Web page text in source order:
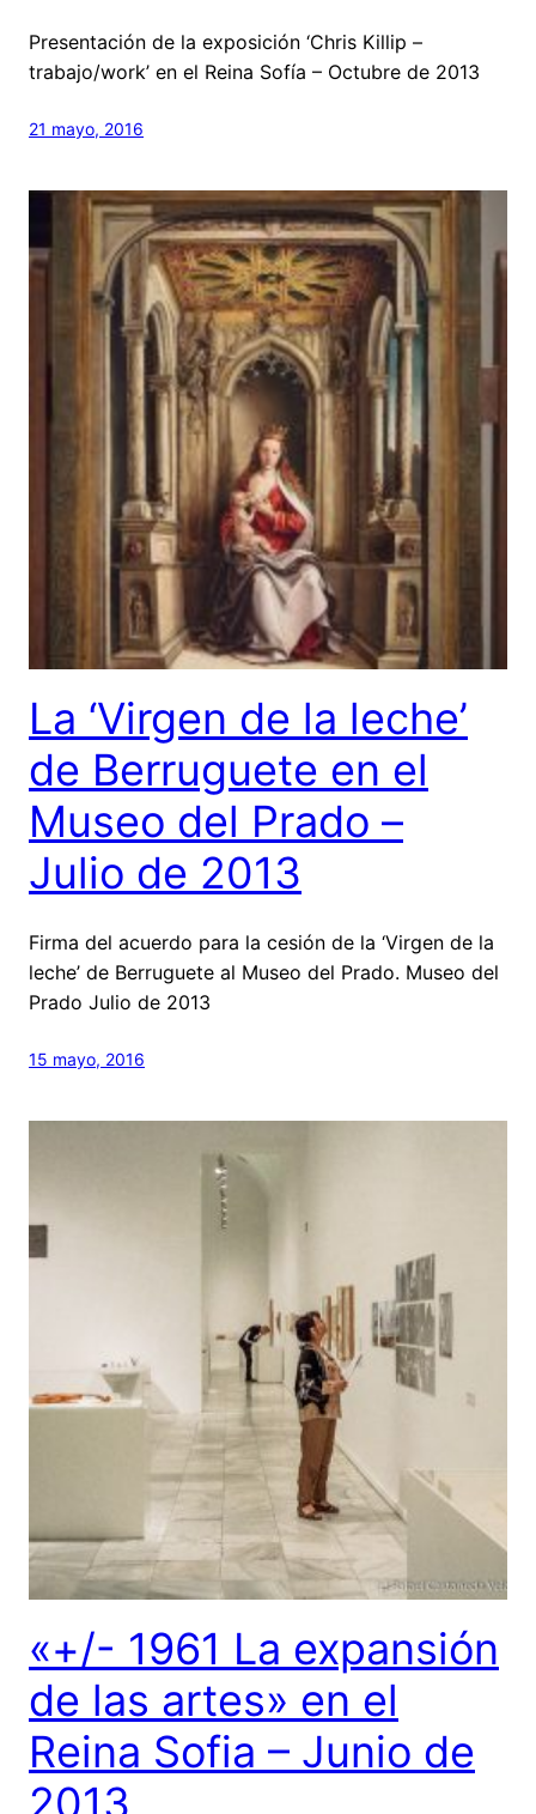
Presentación de la exposición ‘Chris Killip –
trabajo/work’ en el Reina Sofía – Octubre de 2013
21 mayo, 2016
La ‘Virgen de la leche’
de Berruguete en el
Museo del Prado –
Julio de 2013
Firma del acuerdo para la cesión de la ‘Virgen de la
leche’ de Berruguete al Museo del Prado. Museo del
Prado Julio de 2013
15 mayo, 2016
«+/- 1961 La expansión
de las artes» en el
Reina Sofia – Junio de
2013